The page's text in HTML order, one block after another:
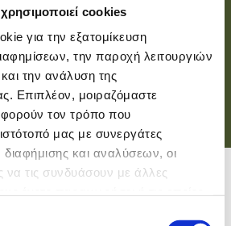
cookies
για την εξατομίκευση
την παροχή λειτουργιών
την ανάλυση της
Επιπλέον, μοιραζόμαστε
τον τρόπο που
μας με συνεργάτες
και αναλύσεων, οι
να τις συνδυάσουν με άλλες